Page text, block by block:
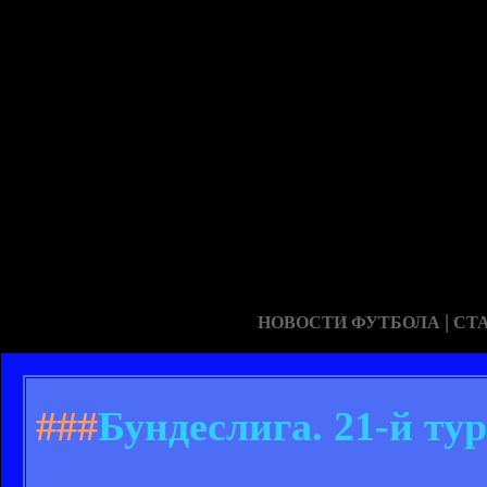
НОВОСТИ ФУТБОЛА |
###Бундеслига. 21-й